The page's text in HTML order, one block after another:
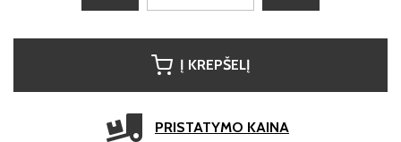
Į KREPŠELĮ
PRISTATYMO KAINA